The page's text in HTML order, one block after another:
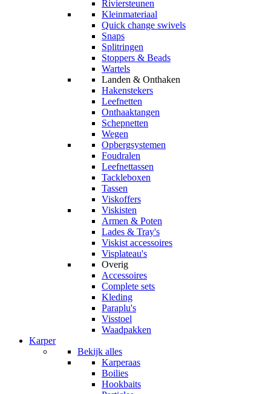
Riviersteunen
Kleinmateriaal
Quick change swivels
Snaps
Splitringen
Stoppers & Beads
Wartels
Landen & Onthaken
Hakenstekers
Leefnetten
Onthaaktangen
Schepnetten
Wegen
Opbergsystemen
Foudralen
Leefnettassen
Tackleboxen
Tassen
Viskoffers
Viskisten
Armen & Poten
Lades & Tray's
Viskist accessoires
Visplateau's
Overig
Accessoires
Complete sets
Kleding
Paraplu's
Visstoel
Waadpakken
Karper
Bekijk alles
Karperaas
Boilies
Hookbaits